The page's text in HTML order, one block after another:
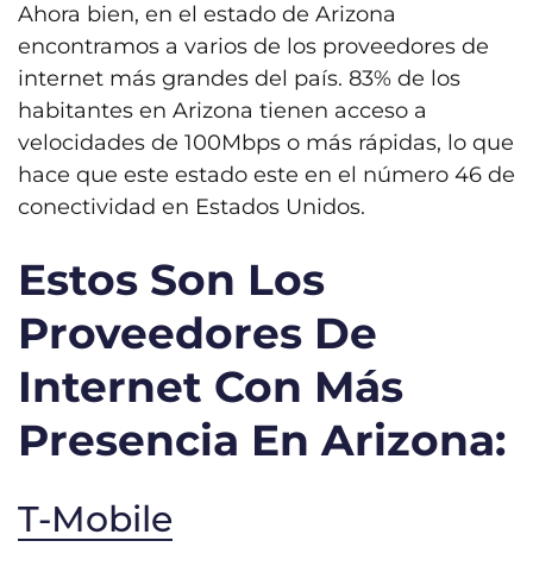
Ahora bien, en el estado de Arizona
encontramos a varios de los proveedores de
internet más grandes del país. 83% de los
habitantes en Arizona tienen acceso a
velocidades de 100Mbps o más rápidas, lo que
hace que este estado este en el número 46 de
conectividad en Estados Unidos.
Estos Son Los
Proveedores De
Internet Con Más
Presencia En Arizona:
T-Mobile